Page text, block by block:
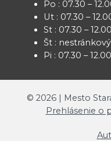
Po : 07.30 –
Ut : 07.30 –
St : 07.30 –
Št :
Pi : 07.30 –
© 2026| Mesto
Prehlásenie o